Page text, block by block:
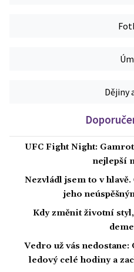
Dějiny
UFC Fight Night:
nejlepší
Nezvládl jsem to v
jeho
Kdy změnit životní
Vedro už vás
ledový celé hodiny a